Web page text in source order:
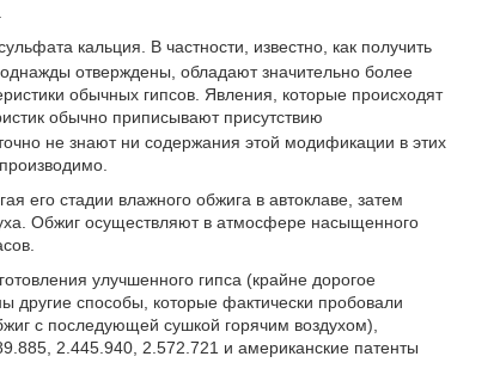
кальция. В частности, известно, как получить
отверждены, обладают значительно более
обычных гипсов. Явления, которые происходят
обычно приписывают присутствию
не знают ни содержания этой модификации в этих
его стадии влажного обжига в автоклаве, затем
Обжиг осуществляют в атмосфере насыщенного
улучшенного гипса (крайне дорогое
другие способы, которые фактически пробовали
с последующей сушкой горячим воздухом),
2.445.940, 2.572.721 и американские патенты